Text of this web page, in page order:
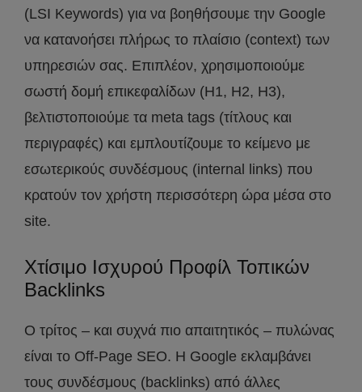
(LSI Keywords) για να βοηθήσουμε την Google
να κατανοήσει πλήρως το πλαίσιο (context) των
υπηρεσιών σας. Επιπλέον, χρησιμοποιούμε
σωστή δομή επικεφαλίδων (H1, H2, H3),
βελτιστοποιούμε τα meta tags (τίτλους και
περιγραφές) και εμπλουτίζουμε το κείμενο με
εσωτερικούς συνδέσμους (internal links) που
κρατούν τον χρήστη περισσότερη ώρα μέσα στο
site.
Χτίσιμο Ισχυρού Προφίλ Τοπικών
Backlinks
Ο τρίτος – και συχνά πιο απαιτητικός – πυλώνας
είναι το Off-Page SEO. Η Google εκλαμβάνει
τους συνδέσμους (backlinks) από άλλες